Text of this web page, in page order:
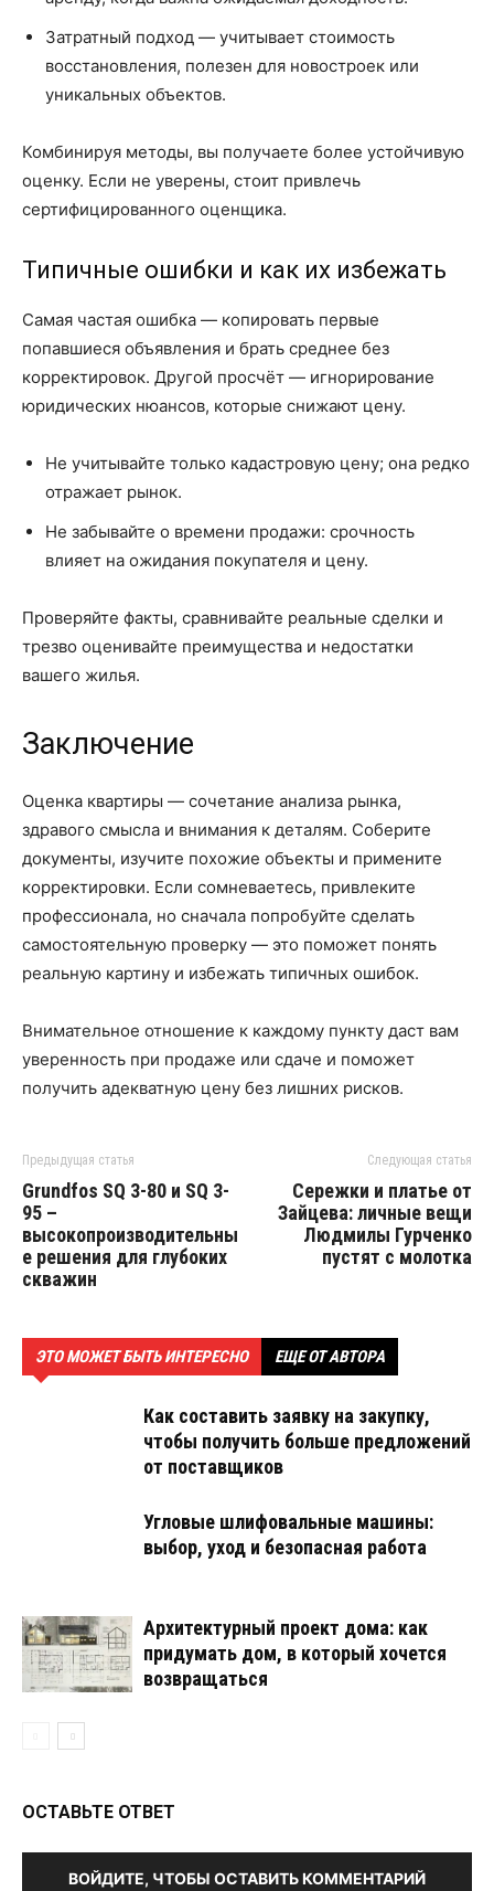
Затратный подход — учитывает стоимость
восстановления, полезен для новостроек или
уникальных объектов.
Комбинируя методы, вы получаете более устойчивую
оценку. Если не уверены, стоит привлечь
сертифицированного оценщика.
Типичные ошибки и как их избежать
Самая частая ошибка — копировать первые
попавшиеся объявления и брать среднее без
корректировок. Другой просчёт — игнорирование
юридических нюансов, которые снижают цену.
Не учитывайте только кадастровую цену; она редко
отражает рынок.
Не забывайте о времени продажи: срочность
влияет на ожидания покупателя и цену.
Проверяйте факты, сравнивайте реальные сделки и
трезво оценивайте преимущества и недостатки
вашего жилья.
Заключение
Оценка квартиры — сочетание анализа рынка,
здравого смысла и внимания к деталям. Соберите
документы, изучите похожие объекты и примените
корректировки. Если сомневаетесь, привлеките
профессионала, но сначала попробуйте сделать
самостоятельную проверку — это поможет понять
реальную картину и избежать типичных ошибок.
Внимательное отношение к каждому пункту даст вам
уверенность при продаже или сдаче и поможет
получить адекватную цену без лишних рисков.
Предыдущая статья
Grundfos SQ 3-80 и SQ 3-
95 –
высокопроизводительны
е решения для глубоких
скважин
Следующая статья
Сережки и платье от
Зайцева: личные вещи
Людмилы Гурченко
пустят с молотка
ЭТО МОЖЕТ БЫТЬ ИНТЕРЕСНО ЕЩЕ ОТ АВТОРА
Как составить заявку на закупку,
чтобы получить больше предложений
от поставщиков
Угловые шлифовальные машины:
выбор, уход и безопасная работа
Архитектурный проект дома: как
придумать дом, в который хочется
возвращаться
ОСТАВЬТЕ ОТВЕТ
ВОЙДИТЕ, ЧТОБЫ ОСТАВИТЬ КОММЕНТАРИЙ